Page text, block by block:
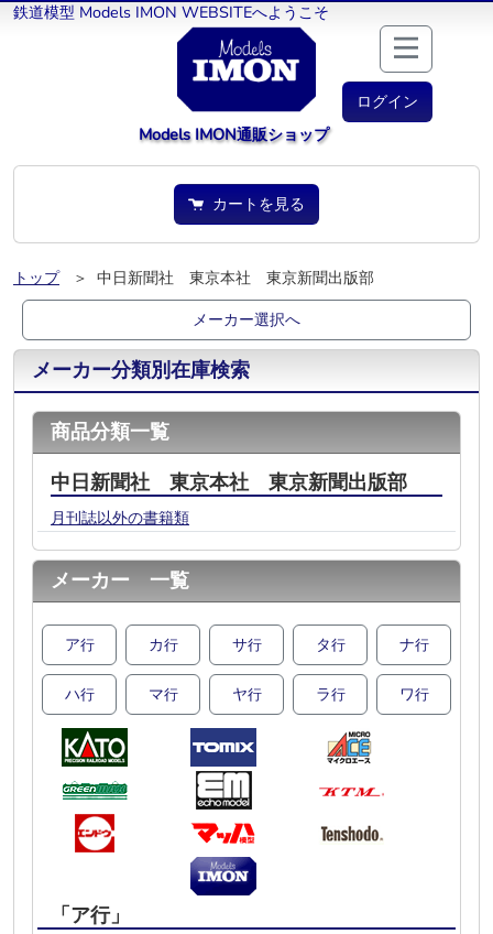
鉄道模型 Models IMON WEBSITEへようこそ
ログイン
Models IMON通販ショップ
カートを見る
トップ
＞ 中日新聞社 東京本社 東京新聞出版部
メーカー選択へ
メーカー分類別在庫検索
商品分類一覧
中日新聞社 東京本社 東京新聞出版部
月刊誌以外の書籍類
メーカー 一覧
ア行 カ行 サ行 タ行 ナ行
ハ行 マ行 ヤ行 ラ行 ワ行
「ア行」